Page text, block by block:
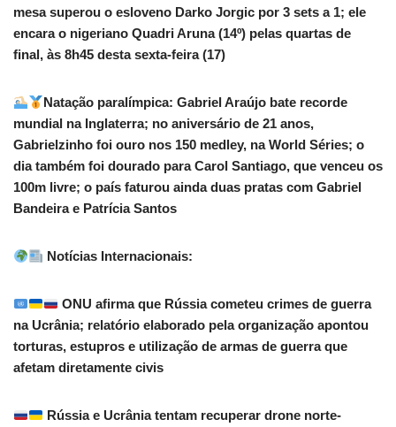
mesa superou o esloveno Darko Jorgic por 3 sets a 1; ele
encara o nigeriano Quadri Aruna (14º) pelas quartas de
final, às 8h45 desta sexta-feira (17)
Natação paralímpica: Gabriel Araújo bate recorde
mundial na Inglaterra; no aniversário de 21 anos,
Gabrielzinho foi ouro nos 150 medley, na World Séries; o
dia também foi dourado para Carol Santiago, que venceu os
100m livre; o país faturou ainda duas pratas com Gabriel
Bandeira e Patrícia Santos
Notícias Internacionais:
ONU afirma que Rússia cometeu crimes de guerra
na Ucrânia; relatório elaborado pela organização apontou
torturas, estupros e utilização de armas de guerra que
afetam diretamente civis
Rússia e Ucrânia tentam recuperar drone norte-